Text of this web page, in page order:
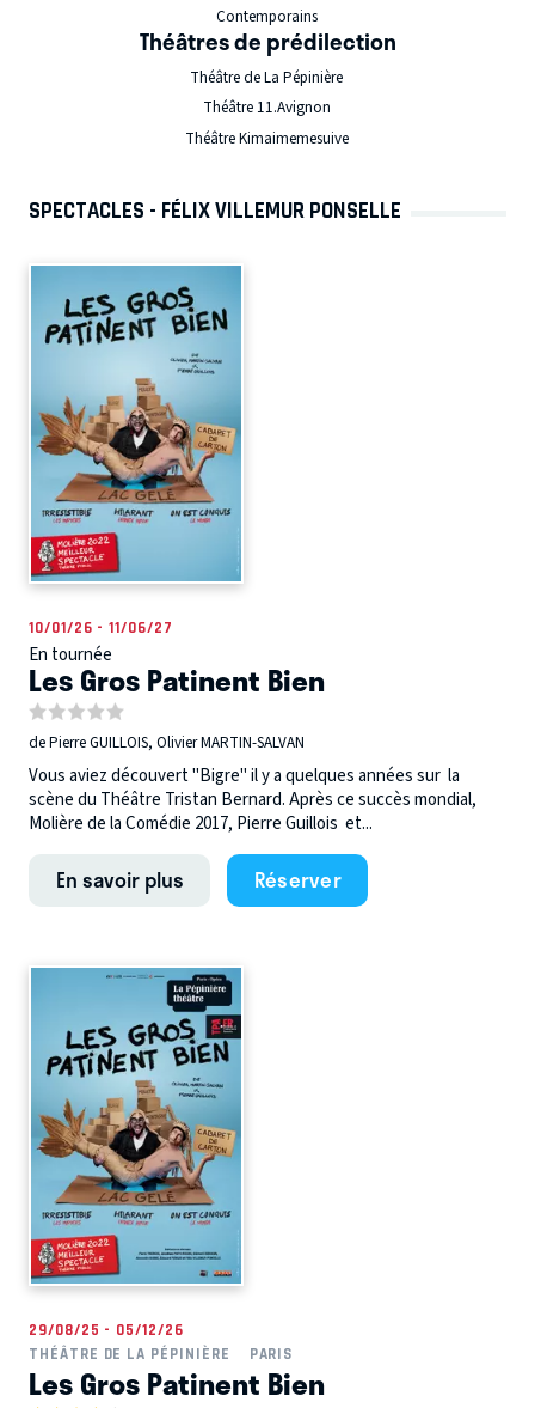
Contemporains
Théâtres de prédilection
Théâtre de La Pépinière
Théâtre 11.Avignon
Théâtre Kimaimemesuive
SPECTACLES - FÉLIX VILLEMUR PONSELLE
10/01/26 - 11/06/27
En tournée
Les Gros Patinent Bien
de Pierre GUILLOIS, Olivier MARTIN-SALVAN
Vous aviez découvert "Bigre" il y a quelques années sur la
scène du Théâtre Tristan Bernard. Après ce succès mondial,
Molière de la Comédie 2017, Pierre Guillois et...
En savoir plus Réserver
29/08/25 - 05/12/26
THÉÂTRE DE LA PÉPINIÈRE
PARIS
Les Gros Patinent Bien